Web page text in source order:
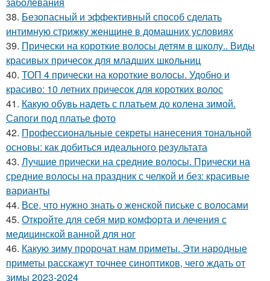
38. Безопасный и эффективный способ сделать
интимную стрижку женщине в домашних условиях
39. Прически на короткие волосы детям в школу.. Виды
красивых причесок для младших школьниц
40. ТОП 4 прически на короткие волосы. Удобно и
красиво: 10 летних причесок для коротких волос
41. Какую обувь надеть с платьем до колена зимой.
Сапоги под платье фото
42. Профессиональные секреты нанесения тональной
основы: как добиться идеального результата
43. Лучшие прически на средние волосы. Прически на
средние волосы на праздник с челкой и без: красивые
варианты
44. Все, что нужно знать о женской письке с волосами
45. Откройте для себя мир комфорта и лечения с
медицинской ванной для ног
46. Какую зиму пророчат нам приметы. Эти народные
приметы расскажут точнее синоптиков, чего ждать от
зимы 2023-2024